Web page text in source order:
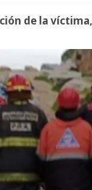
de la